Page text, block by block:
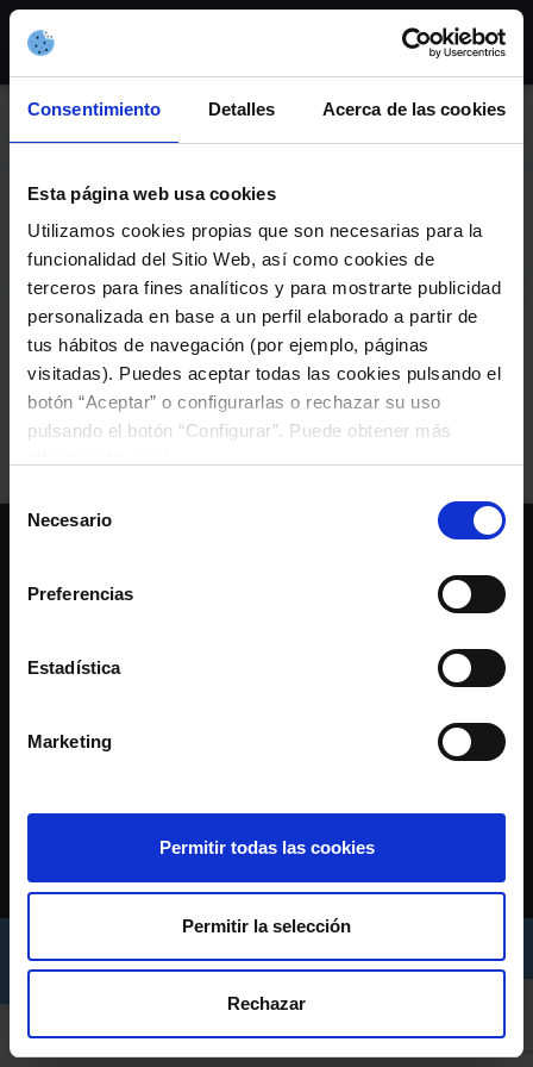
Consentimiento Detalles Acerca de las cookies
Esta página web usa cookies
Utilizamos cookies propias que son necesarias para la
funcionalidad del Sitio Web, así como cookies de
terceros para fines analíticos y para mostrarte publicidad
personalizada en base a un perfil elaborado a partir de
tus hábitos de navegación (por ejemplo, páginas
visitadas). Puedes aceptar todas las cookies pulsando el
botón “Aceptar” o configurarlas o rechazar su uso
pulsando el botón “Configurar”. Puede obtener más
Necesario
Preferencias
Estadística
Marketing
Permitir todas las cookies
Permitir la selección
Rechazar
Skip
AXENDA
Ciclo 1906 Jazz – Abe
Rábade
Concierto
CONTACTO
c/ Príncipe 44, Vigo (Pontevedra)
asede@rccelta.es
AVISO LEGAL
POLÍTICA DE PRIVACIDADE
POLÍTICA DE COOKIES